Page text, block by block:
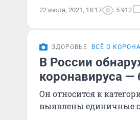
22 июля, 2021, 18:17 5 912
ЗДОРОВЬЕ ВСЁ О
В России
коронавируса —
Он относится к
выявлены единичные